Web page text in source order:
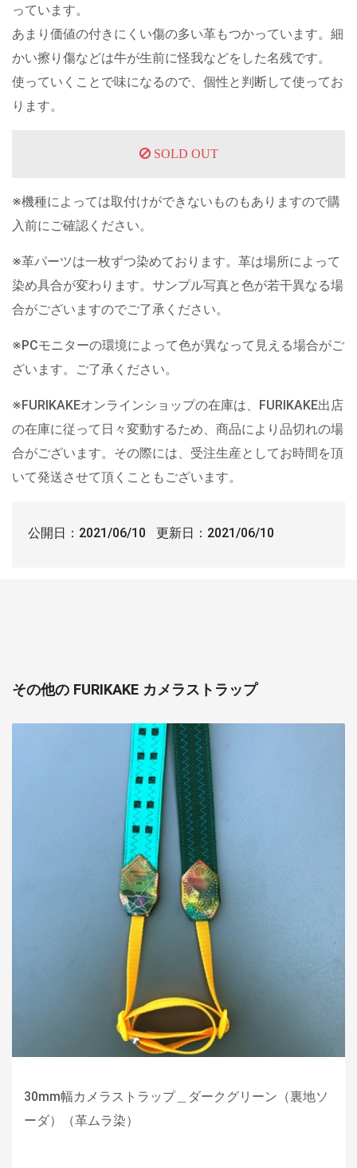
っています。
あまり価値の付きにくい傷の多い革もつかっています。細
かい擦り傷などは牛が生前に怪我などをした名残です。
使っていくことで味になるので、個性と判断して使ってお
ります。
SOLD OUT
※機種によっては取付けができないものもありますので購
入前にご確認ください。
※革パーツは一枚ずつ染めております。革は場所によって
染め具合が変わります。サンプル写真と色が若干異なる場
合がございますのでご了承ください。
※PCモニターの環境によって色が異なって見える場合がご
ざいます。ご了承ください。
※FURIKAKEオンラインショップの在庫は、FURIKAKE出店
の在庫に従って日々変動するため、商品により品切れの場
合がございます。その際には、受注生産としてお時間を頂
いて発送させて頂くこともございます。
公開日： 2021/06/10 更新日： 2021/06/10
その他の FURIKAKE カメラストラップ
30mm幅カメラストラップ＿ダークグリーン（裏地ソ
ーダ）（革ムラ染）